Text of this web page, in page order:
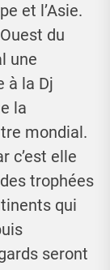
et l’Asie.
du
une
à la Dj
la
mondial.
c’est elle
trophées
qui
seront